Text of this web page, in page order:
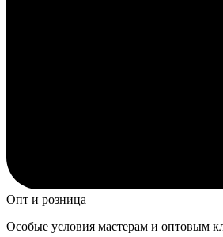
Опт и розница
Особые условия мастерам и оптовым